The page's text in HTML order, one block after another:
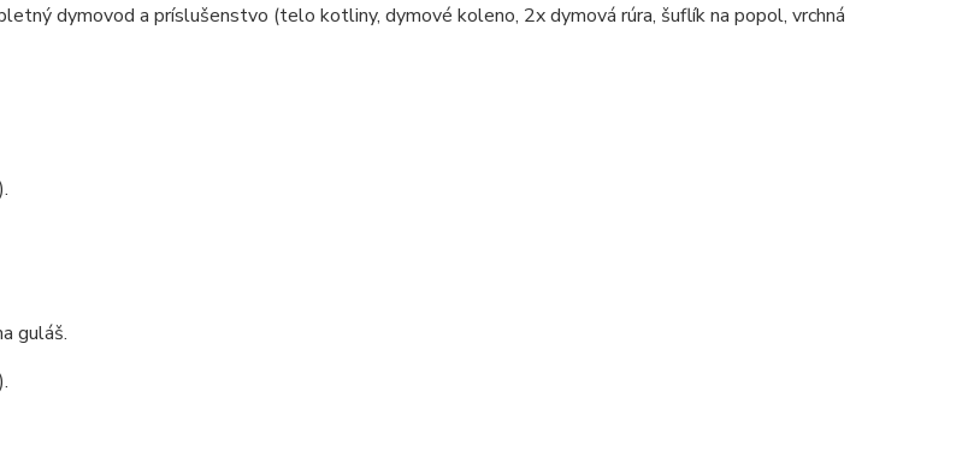
dymovod a príslušenstvo (telo kotliny, dymové koleno, 2x dymová rúra, šuflík na popol, vrchná
guláš.